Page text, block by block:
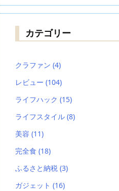
カテゴリー
クラファン (4)
レビュー (104)
ライフハック (15)
ライフスタイル (8)
美容 (11)
完全食 (18)
ふるさと納税 (3)
ガジェット (16)